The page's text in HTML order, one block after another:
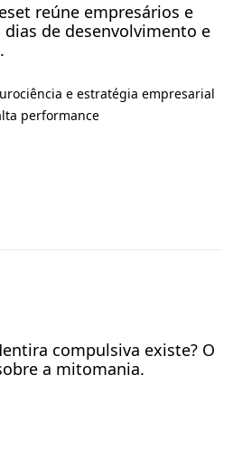
reúne empresários e
de desenvolvimento e
e estratégia empresarial
performance
compulsiva existe? O
a mitomania.